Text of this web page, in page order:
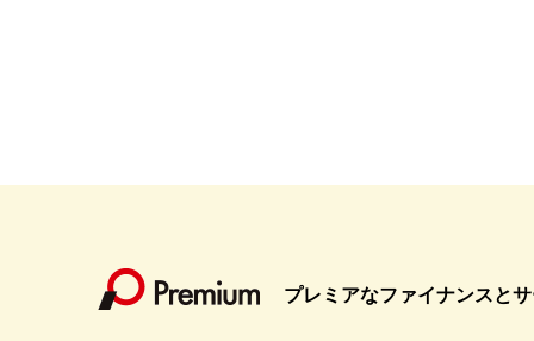
プレミアなファイナンスとサ